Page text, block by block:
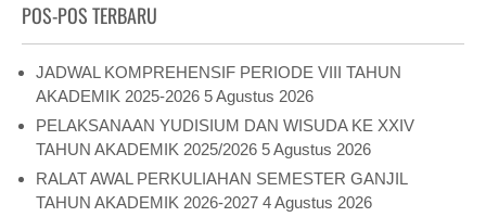
POS-POS TERBARU
JADWAL KOMPREHENSIF PERIODE VIII TAHUN
AKADEMIK 2025-2026 5 Agustus 2026
PELAKSANAAN YUDISIUM DAN WISUDA KE XXIV
TAHUN AKADEMIK 2025/2026 5 Agustus 2026
RALAT AWAL PERKULIAHAN SEMESTER GANJIL
TAHUN AKADEMIK 2026-2027 4 Agustus 2026